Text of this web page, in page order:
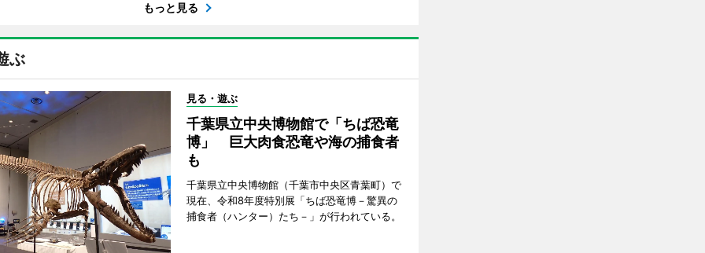
もっと見る
ぶ
見る・遊ぶ
千葉県立中央博物館で「ちば恐竜
博」 巨大肉食恐竜や海の捕食者
も
千葉県立中央博物館（千葉市中央区青葉町）で
現在、令和8年度特別展「ちば恐竜博－驚異の
捕食者（ハンター）たち－」が行われている。